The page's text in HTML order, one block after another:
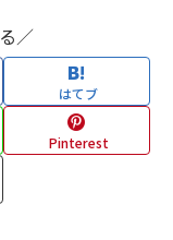
／
はてブ
Pinterest